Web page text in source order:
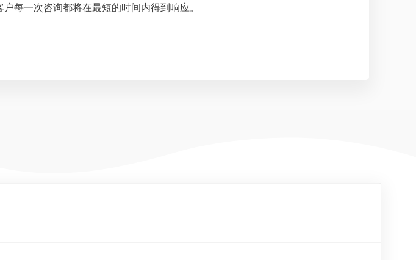
每一次咨询都将在最短的时间内得到响应。